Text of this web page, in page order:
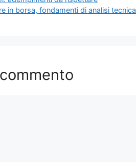
in borsa, fondamenti di analisi tecnica